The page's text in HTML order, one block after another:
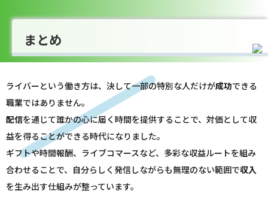
まとめ
ライバーという働き方は、決して一部の特別な人だけが成功できる
職業ではありません。
配信を通じて誰かの心に届く時間を提供することで、対価として収
益を得ることができる時代になりました。
ギフトや時間報酬、ライブコマースなど、多彩な収益ルートを組み
合わせることで、自分らしく発信しながらも無理のない範囲で収入
を生み出す仕組みが整っています。